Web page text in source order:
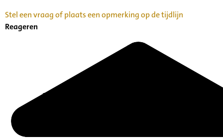
Stel een vraag of plaats een opmerking op de tijdlijn
Reageren